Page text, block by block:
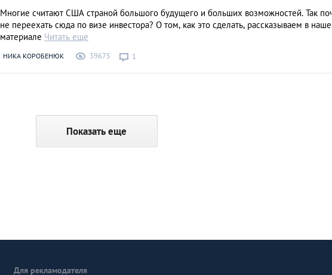
Многие считают США страной большого будущего и больших возможностей. Так
не переехать сюда по визе инвестора? О том, как это сделать, рассказываем в
материале Читать еще
НИКА КОРОБЕНЮК 39675 1
Показать еще
Для рекламодателя